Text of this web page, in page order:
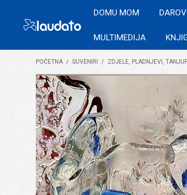
DOMU MOM
MULTIMEDIJA
POČETNA / SUVENIRI / ZDJELE, PLADNJEVI,